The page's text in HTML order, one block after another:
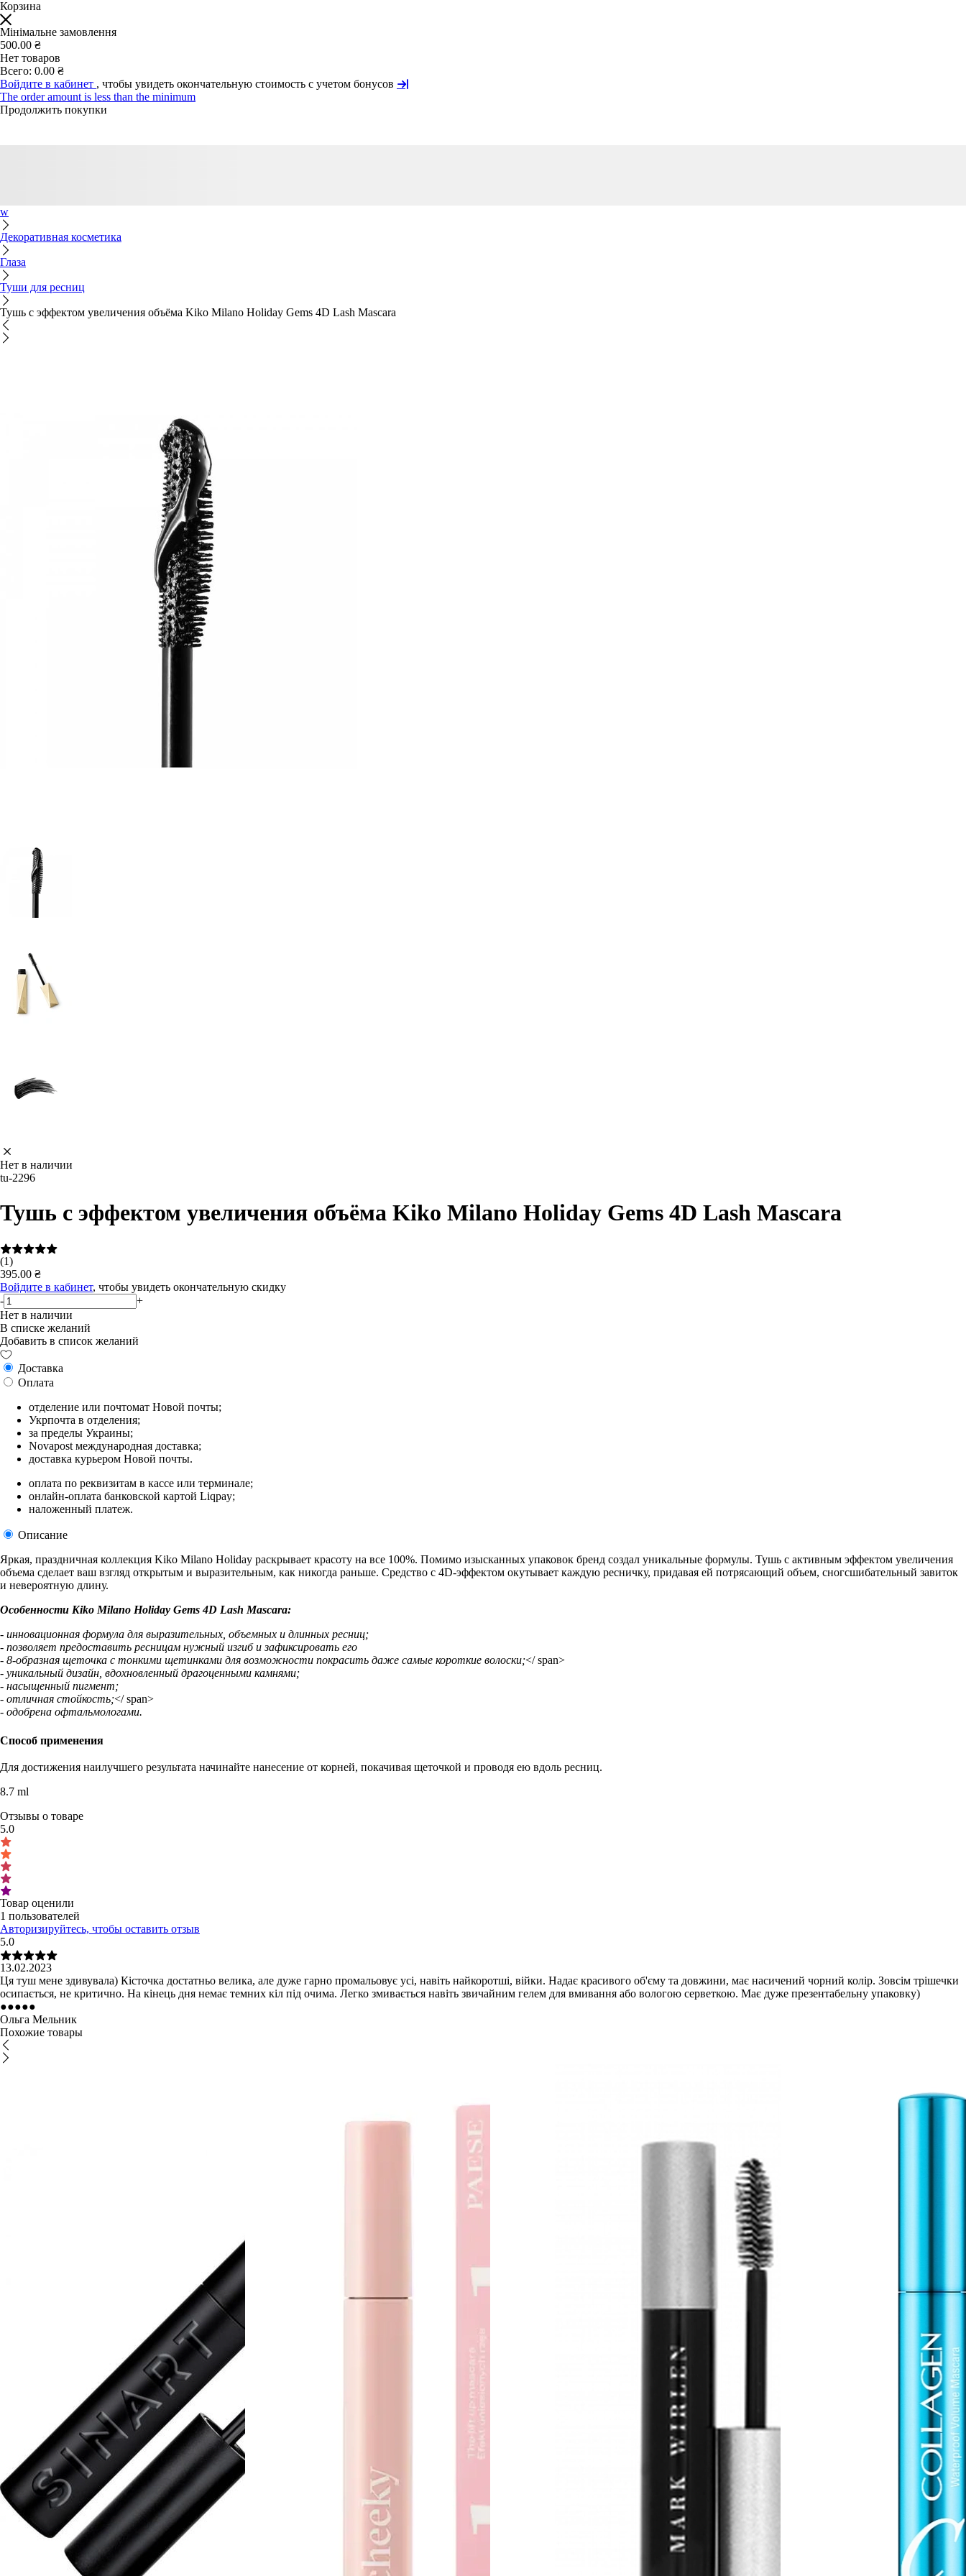
Корзина
Мінімальне замовлення
500.00 ₴
Нет товаров
Всего: 0.00 ₴
Войдите в кабинет , чтобы увидеть окончательную стоимость с учетом бонусов
The order amount is less than the minimum
Продолжить покупки
w
Декоративная косметика
Глаза
Туши для ресниц
Тушь с эффектом увеличения объёма Kiko Milano Holiday Gems 4D Lash Mascara
Нет в наличии
tu-2296
Тушь с эффектом увеличения объёма Kiko Milano Holiday Gems 4D Lash Mascara
(1)
395.00 ₴
Войдите в кабинет, чтобы увидеть окончательную скидку
-
+
Нет в наличии
В списке желаний
Добавить в список желаний
Доставка
Оплата
отделение или почтомат Новой почты;
Укрпочта в отделения;
за пределы Украины;
Novapost международная доставка;
доставка курьером Новой почты.
оплата по реквизитам в кассе или терминале;
онлайн-оплата банковской картой Liqpay;
наложенный платеж.
Описание
Яркая, праздничная коллекция Kiko Milano Holiday раскрывает красоту на все 100%. Помимо изысканных упаковок бренд создал уникальные формулы. Тушь с активным эффектом увеличения
объема сделает ваш взгляд открытым и выразительным, как никогда раньше. Средство с 4D-эффектом окутывает каждую ресничку, придавая ей потрясающий объем, сногсшибательный завиток
и невероятную длину.
Особенности Kiko Milano Holiday Gems 4D Lash Mascara:
- инновационная формула для выразительных, объемных и длинных ресниц;
- позволяет предоставить ресницам нужный изгиб и зафиксировать его
- 8-образная щеточка с тонкими щетинками для возможности покрасить даже самые короткие волоски;</ span>
- уникальный дизайн, вдохновленный драгоценными камнями;
- насыщенный пигмент;
- отличная стойкость;</ span>
- одобрена офтальмологами.
Способ применения
Для достижения наилучшего результата начинайте нанесение от корней, покачивая щеточкой и проводя ею вдоль ресниц.
8.7 ml
Отзывы о товаре
5.0
Товар оценили
1 пользователей
Авторизируйтесь, чтобы оставить отзыв
5.0
13.02.2023
Ця туш мене здивувала) Кісточка достатньо велика, але дуже гарно промальовує усі, навіть найкоротші, війки. Надає красивого об'єму та довжини, має насичений чорний колір. Зовсім трішечки
осипається, не критично. На кінець дня немає темних кіл під очима. Легко змивається навіть звичайним гелем для вмивання або вологою серветкою. Має дуже презентабельну упаковку)
●●●●●
Ольга Мельник
Похожие товары